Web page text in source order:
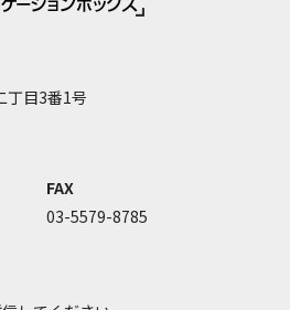
丁目3番1号
FAX
03-5579-8785